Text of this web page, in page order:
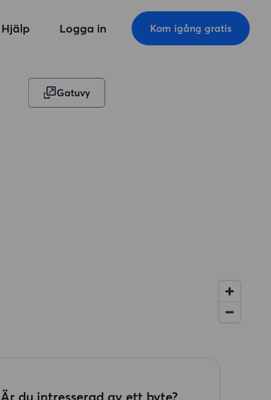
Hjälp Logga in Kom igång gratis
Gatuvy